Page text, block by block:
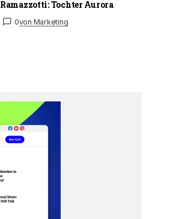
Ramazzotti: Tochter Aurora
0von Marketing